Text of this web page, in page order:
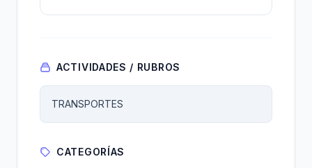
ACTIVIDADES / RUBROS
TRANSPORTES
CATEGORÍAS